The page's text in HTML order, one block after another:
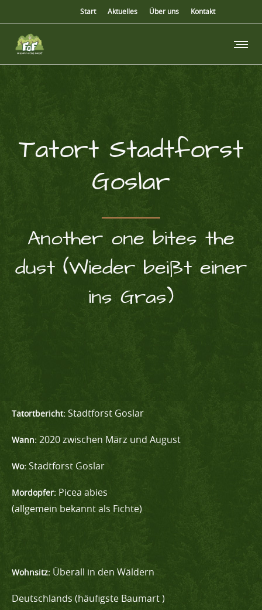
Start Aktuelles Über uns Kontakt
Tatort Stadtforst
Goslar
Another one bites the
dust (Wieder beißt einer
ins Gras)
Tatortbericht: Stadtforst Goslar
Wann: 2020 zwischen März und August
Wo: Stadtforst Goslar
Mordopfer: Picea abies
(allgemein bekannt als Fichte)
Wohnsitz: Überall in den Wäldern
Deutschlands (häufigste Baumart )